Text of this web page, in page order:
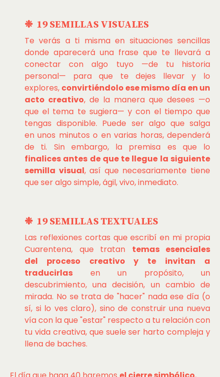
❉ 19 SEMILLAS VISUALES
Te verás a ti misma en situaciones sencillas
donde aparecerá una frase que te llevará a
conectar con algo tuyo —de tu historia
personal— para que te dejes llevar y lo
explores, convirtiéndolo ese mismo día en un
acto creativo, de la manera que desees —o
que el tema te sugiera— y con el tiempo que
tengas disponible. Puede ser algo que salga
en unos minutos o en varias horas, dependerá
de ti. Sin embargo, la premisa es que lo
finalices antes de que te llegue la siguiente
semilla visual, así que necesariamente tiene
que ser algo simple, ágil, vivo, inmediato.
❉ 19 SEMILLAS TEXTUALES
Las reflexiones cortas que escribí en mi propia
Cuarentena, que tratan temas esenciales
del proceso creativo y te invitan a
traducirlas en un propósito, un
descubrimiento, una decisión, un cambio de
mirada. No se trata de "hacer" nada ese día (o
sí, si lo ves claro), sino de construir una nueva
vía con la que "estar" respecto a tu relación con
tu vida creativa, que suele ser harto compleja y
llena de baches.